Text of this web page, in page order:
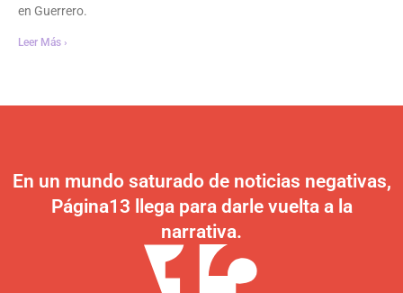
en Guerrero.
Leer Más ›
En un mundo saturado de noticias negativas,
Página13 llega para darle vuelta a la
narrativa.